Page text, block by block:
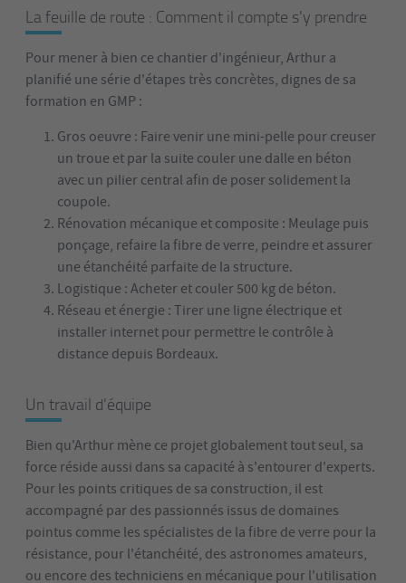
La feuille de route : Comment il compte s'y prendre
Pour mener à bien ce chantier d'ingénieur, Arthur a
planifié une série d'étapes très concrètes, dignes de sa
formation en GMP :
Gros oeuvre : Faire venir une mini-pelle pour creuser
un troue et par la suite couler une dalle en béton
avec un pilier central afin de poser solidement la
coupole.
Rénovation mécanique et composite : Meulage puis
ponçage, refaire la fibre de verre, peindre et assurer
une étanchéité parfaite de la structure.
Logistique : Acheter et couler 500 kg de béton.
Réseau et énergie : Tirer une ligne électrique et
installer internet pour permettre le contrôle à
distance depuis Bordeaux.
Un travail d'équipe
Bien qu'Arthur mène ce projet globalement tout seul, sa
force réside aussi dans sa capacité à s'entourer d'experts.
Pour les points critiques de sa construction, il est
accompagné par des passionnés issus de domaines
pointus comme les spécialistes de la fibre de verre pour la
résistance, pour l'étanchéité, des astronomes amateurs,
ou encore des techniciens en mécanique pour l'utilisation